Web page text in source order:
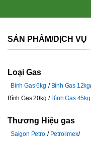
SẢN PHẨM/DỊCH VỤ
Loại Gas
Bình Gas 6kg
Bình Gas 12kg
Bình Gas 20kg
Bình Gas 45kg
Thương Hiệu gas
Saigon Petro
Petrolimex